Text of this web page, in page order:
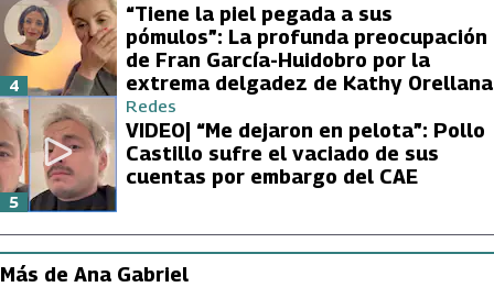
“Tiene la piel pegada a sus
pómulos”: La profunda preocupación
de Fran García-Huidobro por la
extrema delgadez de Kathy Orellana
4
Redes
VIDEO| “Me dejaron en pelota”: Pollo
Castillo sufre el vaciado de sus
cuentas por embargo del CAE
5
Más de Ana Gabriel